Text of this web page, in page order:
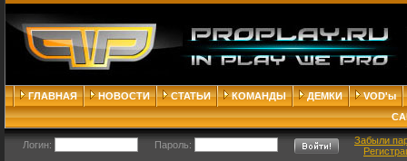
ГЛАВНАЯ НОВОСТИ СТАТЬИ КОМАНДЫ ДЕМКИ
VOD'ы
Логин: Пароль:
Забыли